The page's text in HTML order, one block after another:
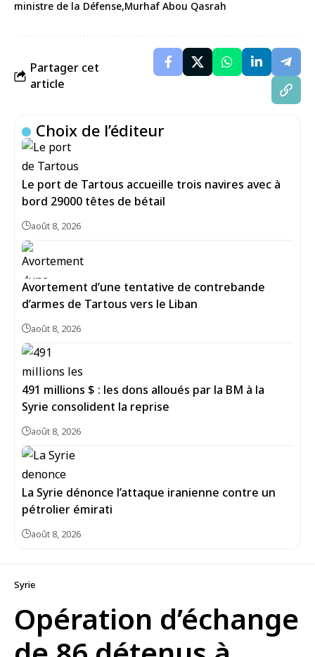
ministre de la Défense Murhaf Abou Qasrah
Partager cet
article
Choix de l’éditeur
Le port de Tartous accueille trois navires avec à
bord 29000 têtes de bétail
août 8, 2026
Avortement d’une tentative de contrebande
d’armes de Tartous vers le Liban
août 8, 2026
491 millions $ : les dons alloués par la BM à la
Syrie consolident la reprise
août 8, 2026
La Syrie dénonce l’attaque iranienne contre un
pétrolier émirati
août 8, 2026
Syrie
Opération d’échange